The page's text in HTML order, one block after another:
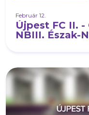
Február 12.
Újpest FC II. -
NBIII. Észak-